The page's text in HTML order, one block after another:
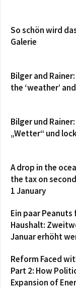
So schön wird
Galerie
Bilger and
the ‘weather’
Bilger und
„Wetter“ und
A drop in the
the tax on
1 January
Ein paar
Haushalt:
Januar erhöht
Reform Faced
Part 2: How
Expansion of